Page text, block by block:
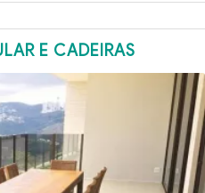
E CADEIRAS